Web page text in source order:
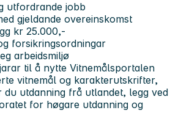
utfordrande jobb
gjeldande overeinskomst
kr 25.000,-
forsikringsordningar
arbeidsmiljø
til å nytte Vitnemålsportalen
vitnemål og karakterutskrifter,
du utdanning frå utlandet, legg ved
for høgare utdanning og